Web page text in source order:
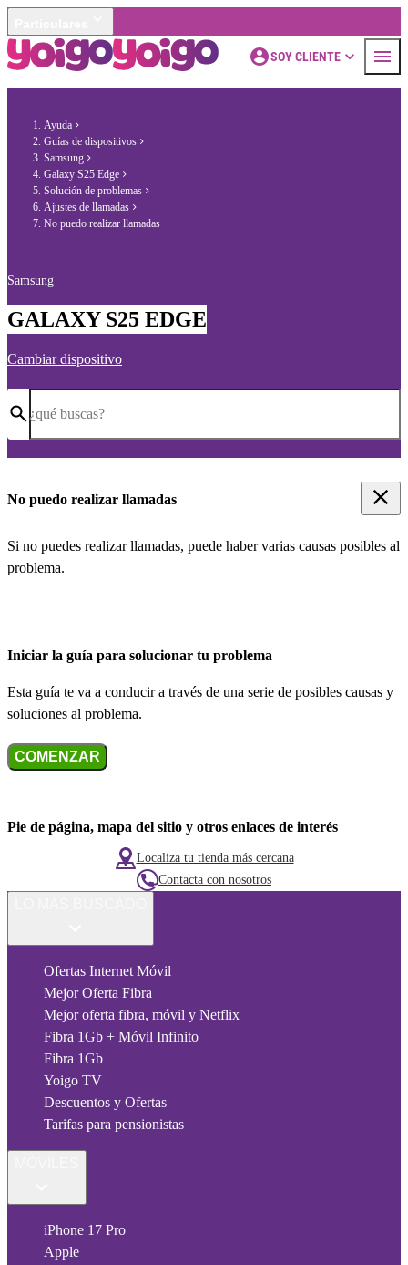
SOY CLIENTE
Ayuda
Guías de dispositivos
Samsung
Galaxy S25 Edge
Solución de problemas
Ajustes de llamadas
No puedo realizar llamadas
Samsung
GALAXY S25 EDGE
Cambiar dispositivo
¿qué buscas?
No puedo realizar llamadas
Si no puedes realizar llamadas, puede haber varias causas posibles al
problema.
Iniciar la guía para solucionar tu problema
Esta guía te va a conducir a través de una serie de posibles causas y
soluciones al problema.
COMENZAR
Pie de página, mapa del sitio y otros enlaces de interés
Localiza tu tienda más cercana
Contacta con nosotros
Ofertas Internet Móvil
Mejor Oferta Fibra
Mejor oferta fibra, móvil y Netflix
Fibra 1Gb + Móvil Infinito
Fibra 1Gb
Yoigo TV
Descuentos y Ofertas
Tarifas para pensionistas
iPhone 17 Pro
Apple